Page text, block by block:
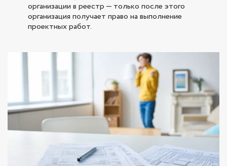
организации в реестр — только после этого
организация получает право на выполнение
проектных работ.